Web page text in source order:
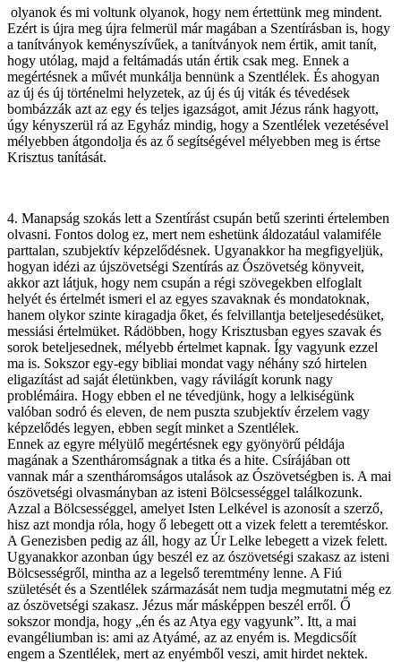
olyanok és mi voltunk olyanok, hogy nem értettünk meg mindent.
Ezért is újra meg újra felmerül már magában a Szentírásban is, hogy
a tanítványok keményszívűek, a tanítványok nem értik, amit tanít,
hogy utólag, majd a feltámadás után értik csak meg. Ennek a
megértésnek a művét munkálja bennünk a Szentlélek. És ahogyan
az új és új történelmi helyzetek, az új és új viták és tévedések
bombázzák azt az egy és teljes igazságot, amit Jézus ránk hagyott,
úgy kényszerül rá az Egyház mindig, hogy a Szentlélek vezetésével
mélyebben átgondolja és az ő segítségével mélyebben meg is értse
Krisztus tanítását.
4. Manapság szokás lett a Szentírást csupán betű szerinti értelemben
olvasni. Fontos dolog ez, mert nem eshetünk áldozatául valamiféle
parttalan, szubjektív képzelődésnek. Ugyanakkor ha megfigyeljük,
hogyan idézi az újszövetségi Szentírás az Ószövetség könyveit,
akkor azt látjuk, hogy nem csupán a régi szövegekben elfoglalt
helyét és értelmét ismeri el az egyes szavaknak és mondatoknak,
hanem olykor szinte kiragadja őket, és felvillantja beteljesedésüket,
messiási értelmüket. Rádöbben, hogy Krisztusban egyes szavak és
sorok beteljesednek, mélyebb értelmet kapnak. Így vagyunk ezzel
ma is. Sokszor egy-egy bibliai mondat vagy néhány szó hirtelen
eligazítást ad saját életünkben, vagy rávilágít korunk nagy
problémáira. Hogy ebben el ne tévedjünk, hogy a lelkiségünk
valóban sodró és eleven, de nem puszta szubjektív érzelem vagy
képzelődés legyen, ebben segít minket a Szentlélek.
Ennek az egyre mélyülő megértésnek egy gyönyörű példája
magának a Szentháromságnak a titka és a hite. Csírájában ott
vannak már a szentháromságos utalások az Ószövetségben is. A mai
ószövetségi olvasmányban az isteni Bölcsességgel találkozunk.
Azzal a Bölcsességgel, amelyet Isten Lelkével is azonosít a szerző,
hisz azt mondja róla, hogy ő lebegett ott a vizek felett a teremtéskor.
A Genezisben pedig az áll, hogy az Úr Lelke lebegett a vizek felett.
Ugyanakkor azonban úgy beszél ez az ószövetségi szakasz az isteni
Bölcsességről, mintha az a legelső teremtmény lenne. A Fiú
születését és a Szentlélek származását nem tudja megmutatni még ez
az ószövetségi szakasz. Jézus már másképpen beszél erről. Ő
sokszor mondja, hogy „én és az Atya egy vagyunk”. Itt, a mai
evangéliumban is: ami az Atyámé, az az enyém is. Megdicsőít
engem a Szentlélek, mert az enyémből veszi, amit hirdet nektek.